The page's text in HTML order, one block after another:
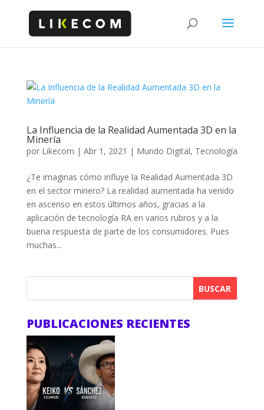
La Influencia de la Realidad Aumentada 3D en la
Minería
por Likecom | Abr 1, 2021 | Mundo Digital, Tecnología
¿Te imaginas cómo influye la Realidad Aumentada 3D
en el sector minero? La realidad aumentada ha venido
en ascenso en estos últimos años, gracias a la
aplicación de tecnología RA en varios rubros y a la
buena respuesta de parte de los consumidores. Pues
muchas...
BUSCAR
PUBLICACIONES RECIENTES